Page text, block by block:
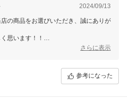
2024/09/13
の商品をお選びいただき、誠にありが
思います！！
おりますので、お客様の想いと当店の想
さらに表示
参考になった